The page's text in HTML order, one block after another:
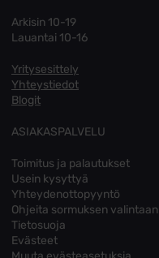
Arkisin 10-19
Lauantai 10-16
Yritysesittely
Yhteystiedot
Blogit
ASIAKASPALVELU
Toimitus ja palautukset
Usein kysyttyä
Yhteydenottopyyntö
Ohjeita sormuksen valintaan
Tietosuoja
Evästeet